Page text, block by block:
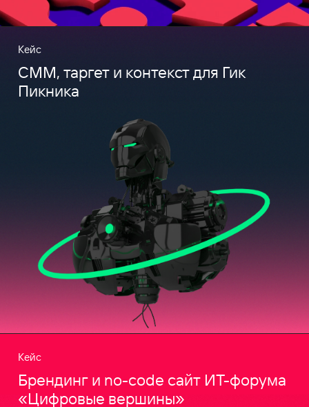
Кейс
CMM, таргет и контекст для Гик
Пикника
Кейс
Брендинг и no-code сайт ИТ-форума
«Цифровые вершины»